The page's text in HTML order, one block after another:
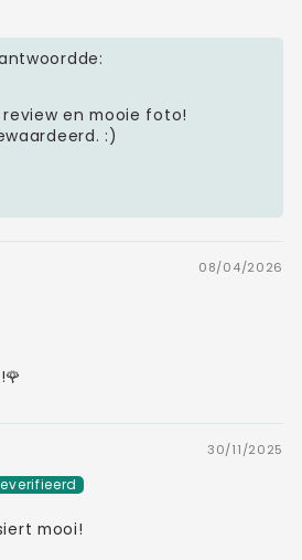
en mooie foto!
:)
08/04/2026
30/11/2025
mooi!